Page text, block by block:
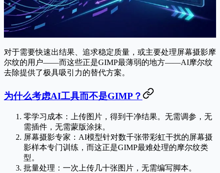
对于需要快速出结果、追求稳定质量，或主要处理屏幕摄影摩
尔纹的用户——而这些正是GIMP最薄弱的地方——AI摩尔纹
去除提供了极具吸引力的替代方案。
为什么考虑AI工具而不是GIMP？
零学习成本 ：上传图片，得到干净结果。无需调参，无
需插件，无需蒙版涂抹。
屏幕摄影专家 ：AI模型针对数千张带彩虹干扰的屏幕摄
影样本专门训练，而这正是GIMP最难处理的摩尔纹类
型。
批量处理 ：一次上传几十张图片，无需编写脚本。